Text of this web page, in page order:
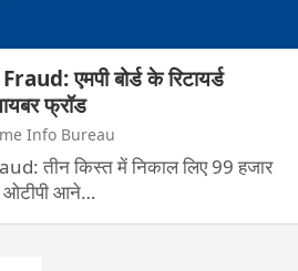
एमपी बोर्ड के रिटायर्ड
फ्रॉड
Info Bureau
तीन किस्त में निकाल लिए 99 हजार
ओटीपी आने…